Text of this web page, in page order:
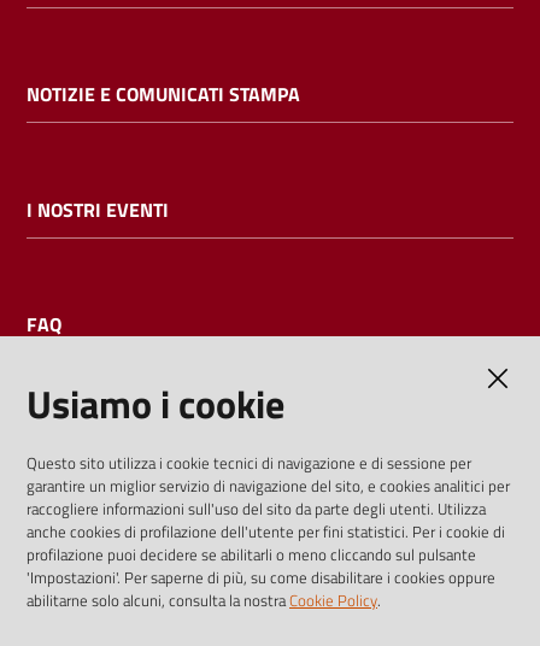
NOTIZIE E COMUNICATI STAMPA
I NOSTRI EVENTI
FAQ
I dati personali pubblicati sono riutilizzabili solo alle condizioni
previste dalla direttiva comunitaria 2003/98/CE e dal d.lgs.
36/2006
Usiamo i cookie
Questo sito utilizza i cookie tecnici di navigazione e di sessione per
garantire un miglior servizio di navigazione del sito, e cookies analitici per
raccogliere informazioni sull'uso del sito da parte degli utenti. Utilizza
anche cookies di profilazione dell'utente per fini statistici. Per i cookie di
profilazione puoi decidere se abilitarli o meno cliccando sul pulsante
'Impostazioni'. Per saperne di più, su come disabilitare i cookies oppure
abilitarne solo alcuni, consulta la nostraCookie Policy.